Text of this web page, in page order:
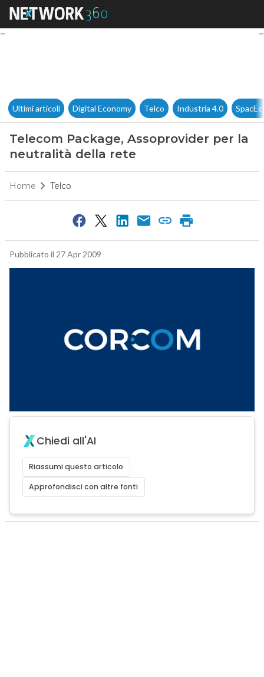
Telecom Package,
Ultimi articoli Digital Economy Telco Industria 4.0
Telecom Package, Assoprovider per la
neutralità della rete
Home Telco
Pubblicato il 27 Apr 2009
Chiedi all'AI
Riassumi questo articolo
Approfondisci con altre fonti